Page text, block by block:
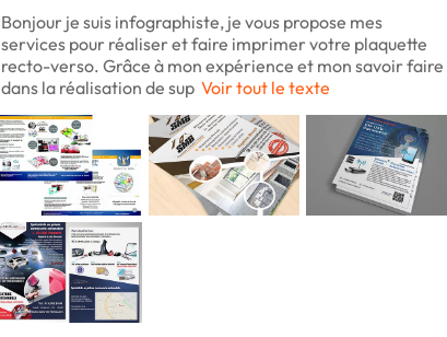
Bonjour je suis infographiste, je vous propose mes
services pour réaliser et faire imprimer votre plaquette
recto-verso. Grâce à mon expérience et mon savoir faire
dans la réalisation de sup Voir tout le texte